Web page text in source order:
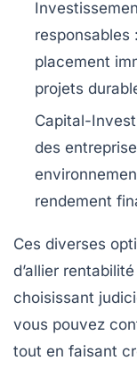
responsables
placement
projets
Capital-
des
rendement
Ces diverses
d’allier rentabilité
choisissant
vous pouvez
tout en faisant